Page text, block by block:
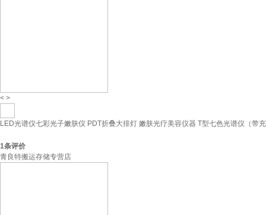
< >
LED光谱仪七彩光子嫩肤仪 PDT折叠大排灯 嫩肤光疗美容仪器 T型七色光谱仪（带
1条评价
青良特搬运存储专营店